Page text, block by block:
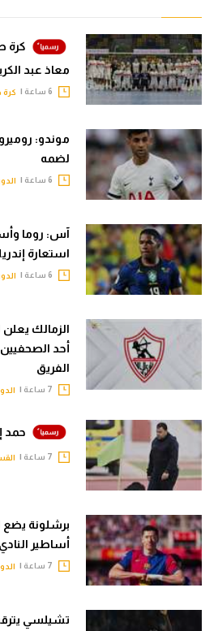
كرة
معاذ عبد
كرة
موندو:
لضمه
آس: روما
استعارة
الزمالك يعلن
أحد
الفريق
حمد
برشلونة
أساطير النادي
تشيلسي